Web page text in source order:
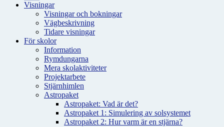
Visningar
Visningar och bokningar
Vägbeskrivning
Tidare visningar
För skolor
Information
Rymdungarna
Mera skolaktiviteter
Projektarbete
Stjärnhimlen
Astropaket
Astropaket: Vad är det?
Astropaket 1: Simulering av solsystemet
Astropaket 2: Hur varm är en stjärna?